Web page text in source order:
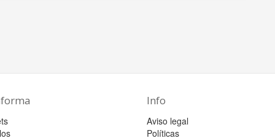
Info
Aviso legal
Políticas